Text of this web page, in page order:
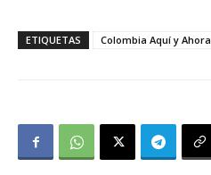
ETIQUETAS Colombia Aquí y Ahora